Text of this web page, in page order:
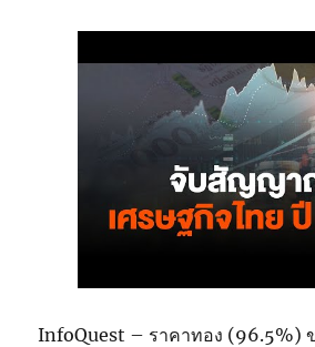
InfoQuest – ราคาทอง (96.5%)